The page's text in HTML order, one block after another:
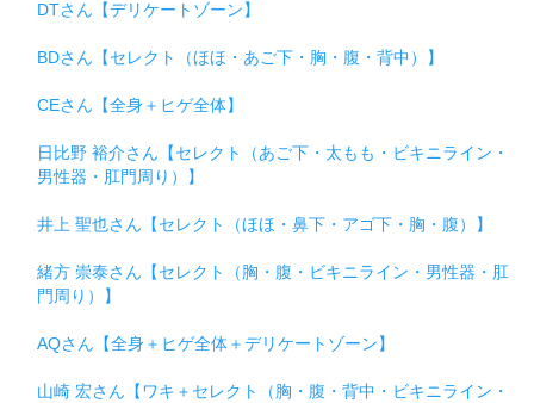
DTさん【デリケートゾーン】
BDさん【セレクト（ほほ・あご下・胸・腹・背中）】
CEさん【全身＋ヒゲ全体】
日比野 裕介さん【セレクト（あご下・太もも・ビキニライン・
男性器・肛門周り）】
井上 聖也さん【セレクト（ほほ・鼻下・アゴ下・胸・腹）】
緒方 崇泰さん【セレクト（胸・腹・ビキニライン・男性器・肛
門周り）】
AQさん【全身＋ヒゲ全体＋デリケートゾーン】
山崎 宏さん【ワキ＋セレクト（胸・腹・背中・ビキニライン・